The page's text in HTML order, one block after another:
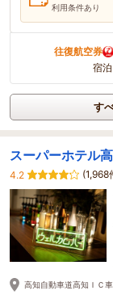
利用条件あり
往復航空券
宿
す
スーパーホテル
4.2
(1,968
高知自動車道高知ＩＣ車